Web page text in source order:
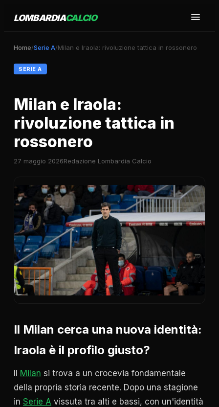
LOMBARDIACALCIO
Home/Serie A/Milan e Iraola: rivoluzione tattica in rossonero
SERIE A
Milan e Iraola:
rivoluzione tattica in
rossonero
27 maggio 2026Redazione Lombardia Calcio
Il Milan cerca una nuova identità:
Iraola è il profilo giusto?
Milan si trova a un crocevia fondamentale
della propria storia recente. Dopo una stagione
in Serie A vissuta tra alti e bassi, con un'identità